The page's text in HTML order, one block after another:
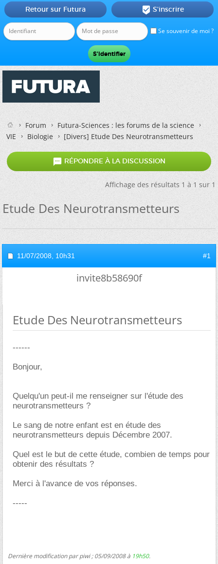
Se souvenir de moi ?
Retour sur Futura  S'inscrire
Forum
Futura-Sciences : les forums de la science
VIE
Biologie [Divers]Etude Des Neurotransmetteurs
 RÉPONDRE À LA DISCUSSION
Affichage des résultats 1 à 1 sur 1
Etude Des Neurotransmetteurs
11/07/2008, 10h31 #1
invite8b58690f
Etude Des Neurotransmetteurs
------
Bonjour,
Quelqu'un peut-il me renseigner sur l'étude des
neurotransmetteurs ?
Le sang de notre enfant est en étude des
neurotransmetteurs depuis Décembre 2007.
Quel est le but de cette étude, combien de temps pour
obtenir des résultats ?
Merci à l'avance de vos réponses.
-----
Dernière modification par piwi ; 05/09/2008 à 19h50.